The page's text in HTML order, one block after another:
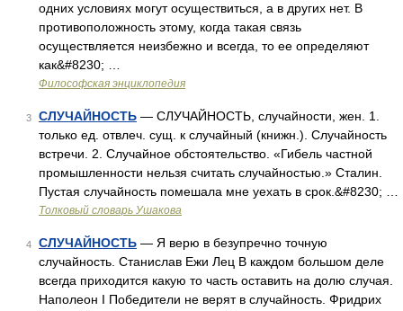
одних условиях могут осуществиться, а в других нет. В
противоположность этому, когда такая связь
осуществляется неизбежно и всегда, то ее определяют
как&#8230; …
Философская энциклопедия
3 СЛУЧАЙНОСТЬ — СЛУЧАЙНОСТЬ, случайности, жен. 1.
только ед. отвлеч. сущ. к случайный (книжн.). Случайность
встречи. 2. Случайное обстоятельство. «Гибель частной
промышленности нельзя считать случайностью.» Сталин.
Пустая случайность помешала мне уехать в срок.&#8230; …
Толковый словарь Ушакова
4 СЛУЧАЙНОСТЬ — Я верю в безупречно точную
случайность. Станислав Ежи Лец В каждом большом деле
всегда приходится какую то часть оставить на долю случая.
Наполеон I Победители не верят в случайность. Фридрих